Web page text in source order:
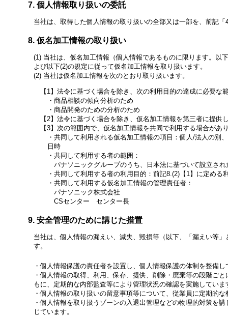
個人情報取り扱いの委託
当社は、取得した個人情報の取り扱いの全部又は一部を、前記
仮名加工情報の取り扱い
当社は、仮名加工情報（個人情報であるものに限ります。以
よび以下(2)の規定に従って仮名加工情報を取り扱います。
当社は仮名加工情報を次のとおり取り扱います。
法令に基づく場合を除き、次の利用目的の達成に必要な
商品相談の傾向分析のため
商品開発のための分析のため
法令に基づく場合を除き、仮名加工情報を第三者に提供
次の範囲内で、仮名加工情報を共同で利用する場合があ
共同して利用される仮名加工情報の項目：個人/法人の別
日時
共同して利用する者の範囲：
パナソニックグループのうち、日本法に基づいて設立され
共同して利用する者の利用目的：前記8.(2)【1】に定める
共同して利用する仮名加工情報の管理責任者：
パナソニック株式会社
CSセンター センター長
安全管理のために講じた措置
当社は、個人情報の漏えい、滅失、毀損等（以下、「漏えい等
す。
個人情報保護の責任者を設置し、個人情報保護の体制を整備し
個人情報の取得、利用、保存、提供、削除・廃棄等の段階ご
もに、定期的な内部監査等により管理状況の確認を実施していま
個人情報の取り扱いの留意事項等について、従業員に定期的
個人情報を取り扱うゾーンの入退出管理などの物理的対策を
じています。